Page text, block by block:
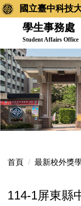
跳
到
內
容
區
國立臺中科技
學生事務處
Student Affairs Office
首頁 最新校外獎
114-1屏東縣